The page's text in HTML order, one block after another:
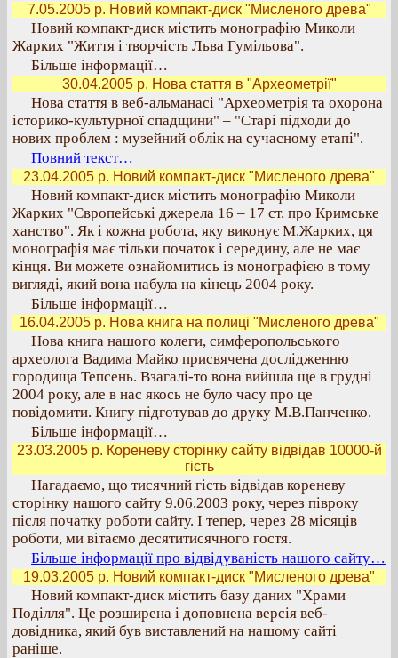
7.05.2005 р. Новий компакт-диск "Мисленого древа"
Новий компакт-диск містить монографію Миколи
Жарких "Життя і творчість Льва Гумільова".
Більше інформації…
30.04.2005 р. Нова стаття в "Археометрії"
Нова стаття в веб-альманасі "Археометрія та охорона
історико-культурної спадщини" – "Старі підходи до
нових проблем : музейний облік на сучасному етапі".
Повний текст…
23.04.2005 р. Новий компакт-диск "Мисленого древа"
Новий компакт-диск містить монографію Миколи
Жарких "Європейські джерела 16 – 17 ст. про Кримське
ханство". Як і кожна робота, яку виконує М.Жарких, ця
монографія має тільки початок і середину, але не має
кінця. Ви можете ознайомитись із монографією в тому
вигляді, який вона набула на кінець 2004 року.
Більше інформації…
16.04.2005 р. Нова книга на полиці "Мисленого древа"
Нова книга нашого колеги, симферопольського
археолога Вадима Майко присвячена дослідженню
городища Тепсень. Взагалі-то вона вийшла ще в грудні
2004 року, але в нас якось не було часу про це
повідомити. Книгу підготував до друку М.В.Панченко.
Більше інформації…
23.03.2005 р. Кореневу сторінку сайту відвідав 10000-й
гість
Нагадаємо, що тисячний гість відвідав кореневу
сторінку нашого сайту 9.06.2003 року, через півроку
після початку роботи сайту. І тепер, через 28 місяців
роботи, ми вітаємо десятитисячного гостя.
Більше інформації про відвідуваність нашого сайту…
19.03.2005 р. Новий компакт-диск "Мисленого древа"
Новий компакт-диск містить базу даних "Храми
Поділля". Це розширена і доповнена версія веб-
довідника, який був виставлений на нашому сайті
раніше.